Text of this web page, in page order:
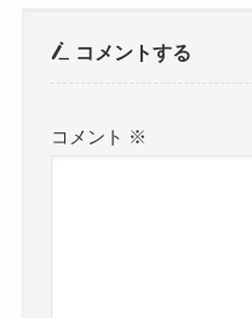
コメントする
コメント ※